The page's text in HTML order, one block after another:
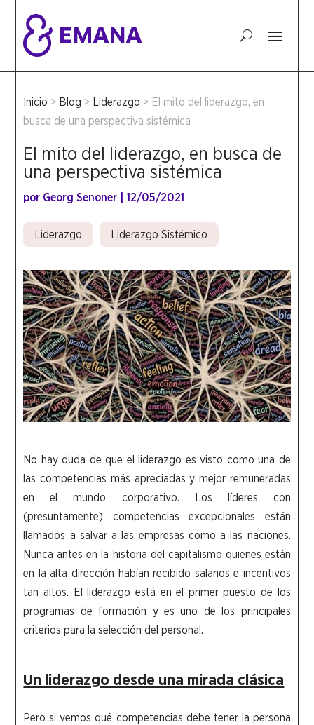
Inicio > Blog > Liderazgo > El mito del liderazgo, en
busca de una perspectiva sistémica
El mito del liderazgo, en busca de
una perspectiva sistémica
por Georg Senoner |12/05/2021
Liderazgo Liderazgo Sistémico
No hay duda de que el liderazgo es visto como una de
las competencias más apreciadas y mejor remuneradas
en el mundo corporativo. Los líderes con
(presuntamente) competencias excepcionales están
llamados a salvar a las empresas como a las naciones.
Nunca antes en la historia del capitalismo quienes están
en la alta dirección habían recibido salarios e incentivos
tan altos. El liderazgo está en el primer puesto de los
programas de formación y es uno de los principales
criterios para la selección del personal.
Un liderazgo desde una mirada clásica
Pero si vemos qué competencias debe tener la persona